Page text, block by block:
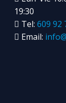
19:30
Tel: 609 92
Email: